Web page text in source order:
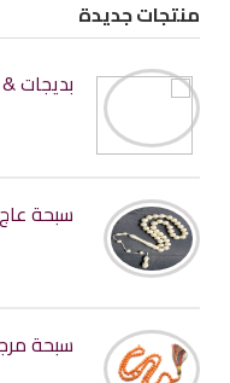
منتجات جديدة
بديجات
سبحة عاج
سبحة